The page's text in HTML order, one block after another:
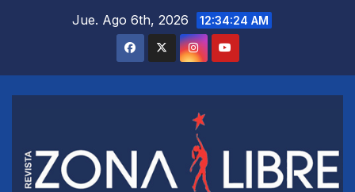
Jue. Ago 6th, 2026 12:34:25 AM